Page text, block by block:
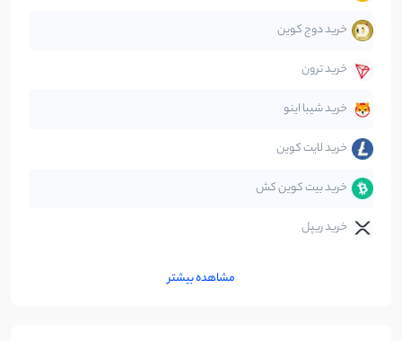
قانون‌گذاری
متاورس
خرید دوج کوین
خرید ترون
خرید شیبا اینو
خرید لایت کوین
خرید بیت کوین کش
خرید ریپل
مشاهده بیشتر